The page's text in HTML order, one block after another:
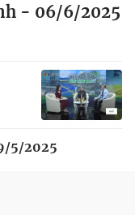
- 06/6/2025
5/2025